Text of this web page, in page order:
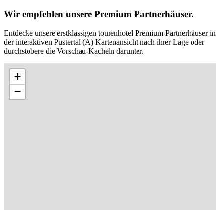
Wir empfehlen unsere Premium Partnerhäuser.
Entdecke unsere erstklassigen tourenhotel Premium-Partnerhäuser in
der interaktiven Pustertal (A) Kartenansicht nach ihrer Lage oder
durchstöbere die Vorschau-Kacheln darunter.
+
−